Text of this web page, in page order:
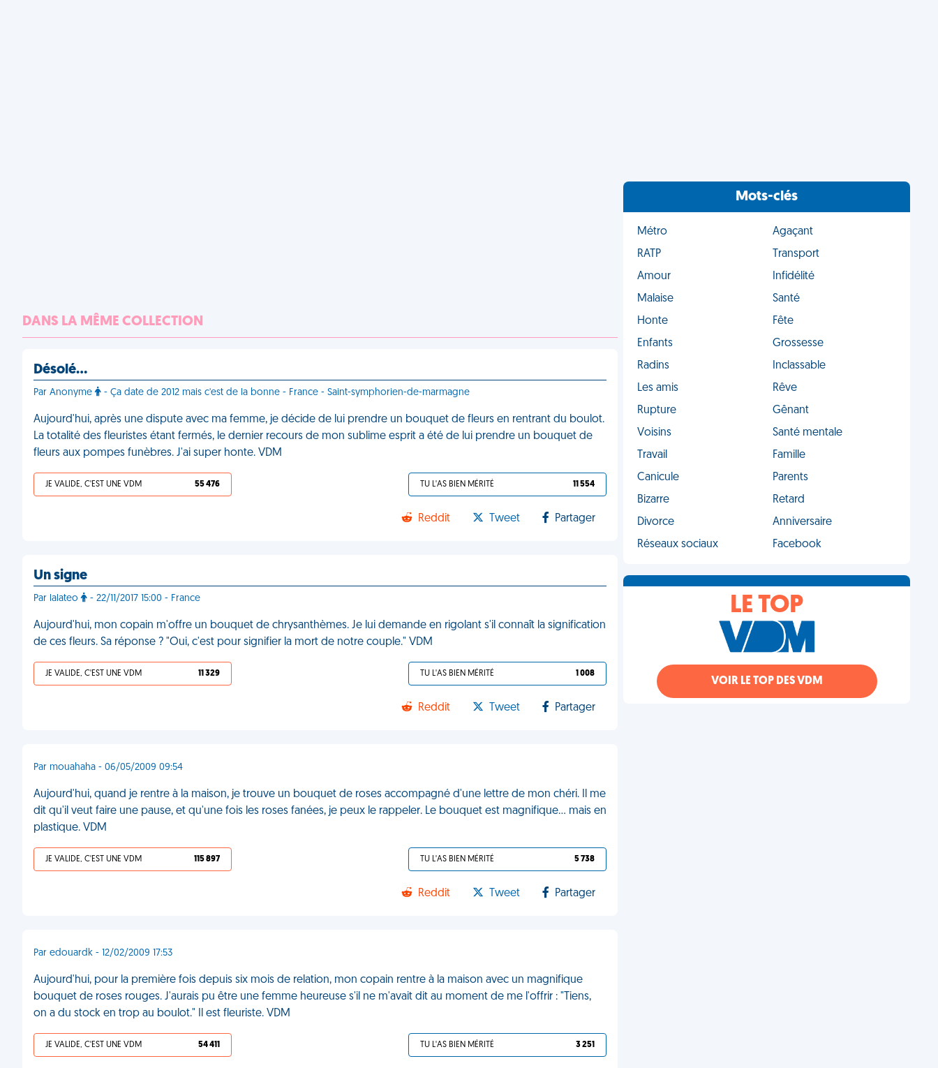
DANS LA MÊME COLLECTION
Désolé…
Par Anonyme - Ça date de 2012 mais c'est de la bonne - France - Saint-symphorien-de-marmagne
Aujourd'hui, après une dispute avec ma femme, je décide de lui prendre un bouquet de fleurs en rentrant du boulot.
La totalité des fleuristes étant fermés, le dernier recours de mon sublime esprit a été de lui prendre un bouquet de
fleurs aux pompes funèbres. J'ai super honte. VDM
JE VALIDE, C'EST UNE VDM 55 476 TU L'AS BIEN MÉRITÉ 11 554
Reddit Tweet Partager
Un signe
Par lalateo - 22/11/2017 15:00 - France
Aujourd'hui, mon copain m'offre un bouquet de chrysanthèmes. Je lui demande en rigolant s'il connaît la signification
de ces fleurs. Sa réponse ? "Oui, c'est pour signifier la mort de notre couple." VDM
JE VALIDE, C'EST UNE VDM 11 329 TU L'AS BIEN MÉRITÉ 1 008
Reddit Tweet Partager
Par mouahaha - 06/05/2009 09:54
Aujourd'hui, quand je rentre à la maison, je trouve un bouquet de roses accompagné d'une lettre de mon chéri. Il me
dit qu'il veut faire une pause, et qu'une fois les roses fanées, je peux le rappeler. Le bouquet est magnifique... mais en
plastique. VDM
JE VALIDE, C'EST UNE VDM 115 897 TU L'AS BIEN MÉRITÉ 5 738
Reddit Tweet Partager
Par edouardk - 12/02/2009 17:53
Aujourd'hui, pour la première fois depuis six mois de relation, mon copain rentre à la maison avec un magnifique
bouquet de roses rouges. J'aurais pu être une femme heureuse s'il ne m'avait dit au moment de me l'offrir : "Tiens,
on a du stock en trop au boulot." Il est fleuriste. VDM
JE VALIDE, C'EST UNE VDM 54 411 TU L'AS BIEN MÉRITÉ 3 251
Mots-clés
Métro
Agaçant
RATP
Transport
Amour
Infidélité
Malaise
Santé
Honte
Fête
Enfants
Grossesse
Radins
Inclassable
Les amis
Rêve
Rupture
Gênant
Voisins
Santé mentale
Travail
Famille
Canicule
Parents
Bizarre
Retard
Divorce
Anniversaire
Réseaux sociaux
Facebook
LE TOP
VOIR LE TOP DES VDM